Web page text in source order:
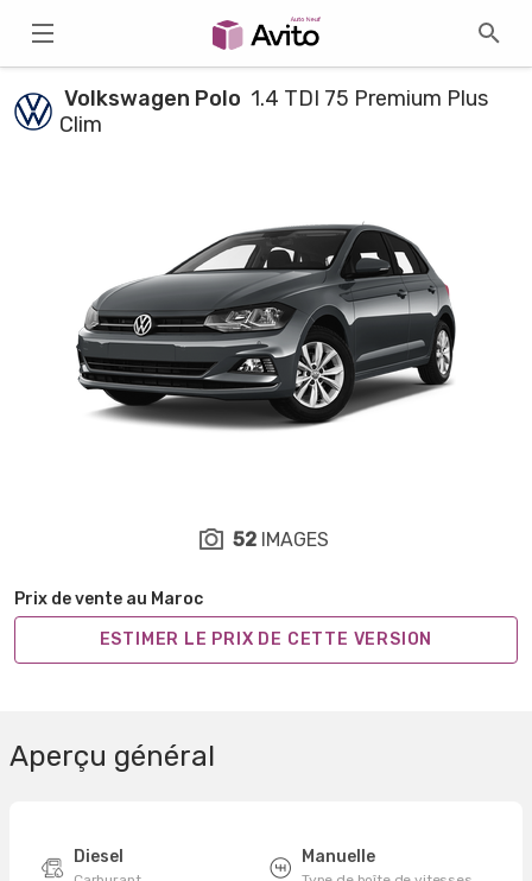
Volkswagen Polo 1.4 TDI 75 Premium Plus
Clim
Prix de vente au Maroc
ESTIMER LE PRIX DE CETTE VERSION
52 IMAGES
Aperçu général
Diesel Manuelle